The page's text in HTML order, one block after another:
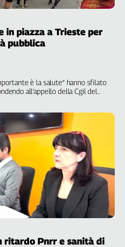
in piazza a Trieste per
pubblica
è la salute” hanno sfilato
all’appello della Cgil del
ritardo Pnrr e sanità di